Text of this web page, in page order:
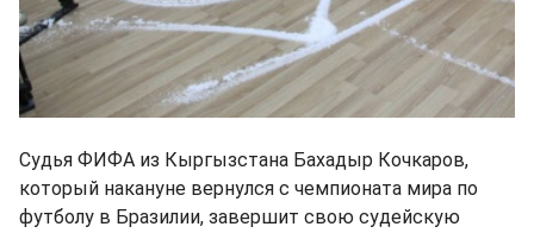
Судья ФИФА из Кыргызстана Бахадыр Кочкаров,
который накануне вернулся с чемпионата мира по
футболу в Бразилии, завершит свою судейскую